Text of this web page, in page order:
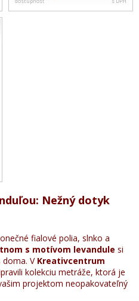
Nežný dotyk
fialové polia, slnko a
s motívom levandule si
V Kreativcentrum
kolekciu metráže, ktorá je
projektom neopakovateľný